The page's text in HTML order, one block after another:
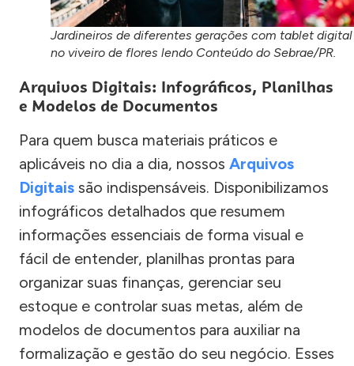
Jardineiros de diferentes gerações com tablet digital
no viveiro de flores lendo Conteúdo do Sebrae/PR.
Arquivos Digitais: Infográficos, Planilhas
e Modelos de Documentos
Para quem busca materiais práticos e
aplicáveis no dia a dia, nossos Arquivos
Digitais são indispensáveis. Disponibilizamos
infográficos detalhados que resumem
informações essenciais de forma visual e
fácil de entender, planilhas prontas para
organizar suas finanças, gerenciar seu
estoque e controlar suas metas, além de
modelos de documentos para auxiliar na
formalização e gestão do seu negócio. Esses